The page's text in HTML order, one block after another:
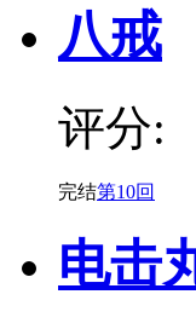
八戒
评分:
完结第10回
电击